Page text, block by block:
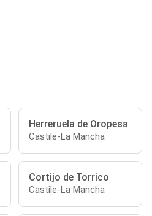
Herreruela de Oropesa
Castile-La Mancha
Cortijo de Torrico
Castile-La Mancha